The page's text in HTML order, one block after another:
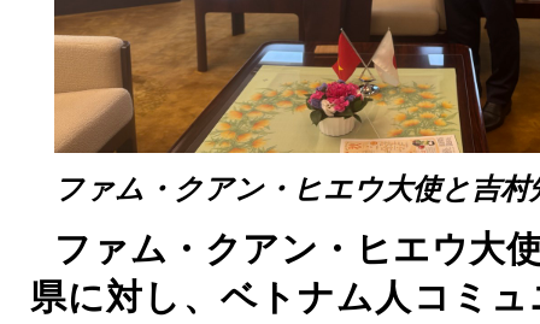
ファム・クアン・ヒエウ大使と吉村
ファム・クアン・ヒエウ大
県に対し、ベトナム人コミ